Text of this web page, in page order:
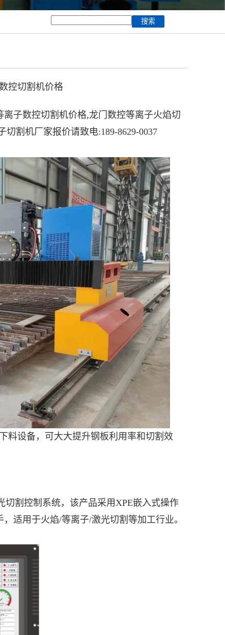
控切割机价格
离子数控切割机价格,龙门数控等离子火焰切
割机厂家报价请致电:189-8629-0037
料设备，可大大提升钢板利用率和切割效
割控制系统，该产品采用XPE嵌入式操作
适用于火焰/等离子/激光切割等加工行业。